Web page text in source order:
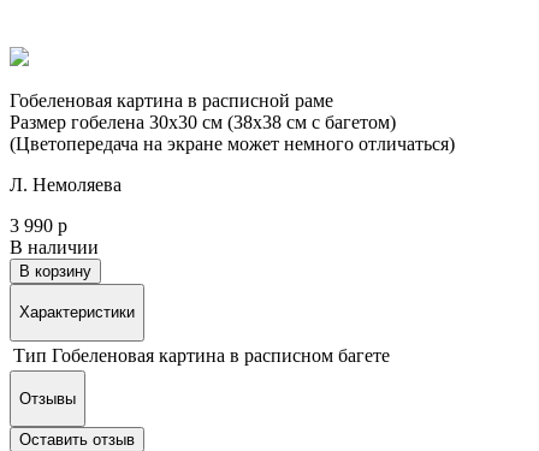
Гобеленовая картина в расписной раме
Размер гобелена 30х30 см (38х38 см с багетом)
(Цветопередача на экране может немного отличаться)
Л. Немоляева
3 990 р
В наличии
В корзину
Характеристики
Тип Гобеленовая картина в расписном багете
Отзывы
Оставить отзыв